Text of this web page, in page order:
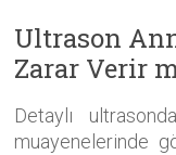
Ultrason
Zarar Verir
Detaylı
muayenelerinde